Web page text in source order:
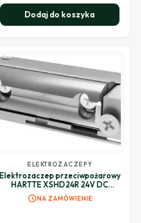
Dodaj do koszyka
ELEKTROZACZEPY
Elektrozaczep przeciwpożarowy
HARTTE XSHD24R 24V DC
rewersyjny
scheduleNA ZAMÓWIENIE